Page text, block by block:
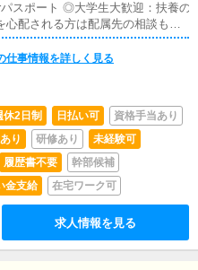
スポート ◎大学生大歓迎：扶養の
心配される方は配属先の相談も乗
ださい。
仕事情報を詳しく見る
休2日制 日払い可
資格手当あり
り 研修あり
未経験可
履歴書不要
幹部候補
金支給 在宅ワーク可
求人情報を見る